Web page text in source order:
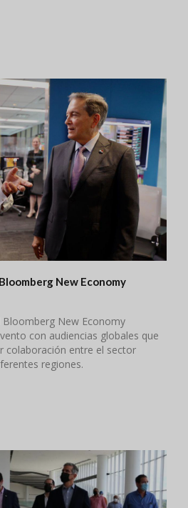
New Economy
Bloomberg New Economy
con audiencias globales que
colaboración entre el sector
regiones.